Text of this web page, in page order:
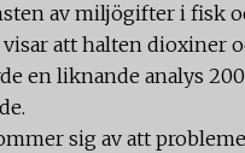
av miljögifter i fisk
att halten dioxiner
en liknande analys
sig av att